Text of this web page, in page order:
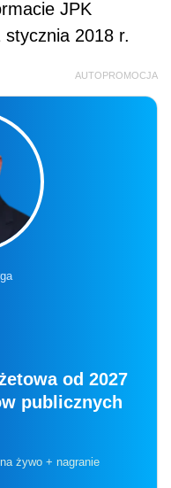
JPK
2018 r.
AUTOPROMOCJA
od 2027
publicznych
żywo + nagranie